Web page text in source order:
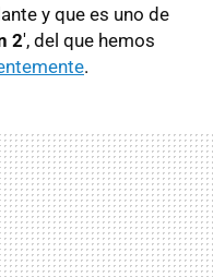
y que es uno de
2', del que hemos
.